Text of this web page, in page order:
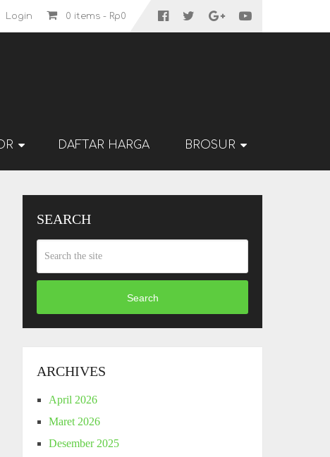
Login 0 items - Rp0
DAFTAR HARGA BROSUR
SEARCH
Search
ARCHIVES
April 2026
Maret 2026
Desember 2025